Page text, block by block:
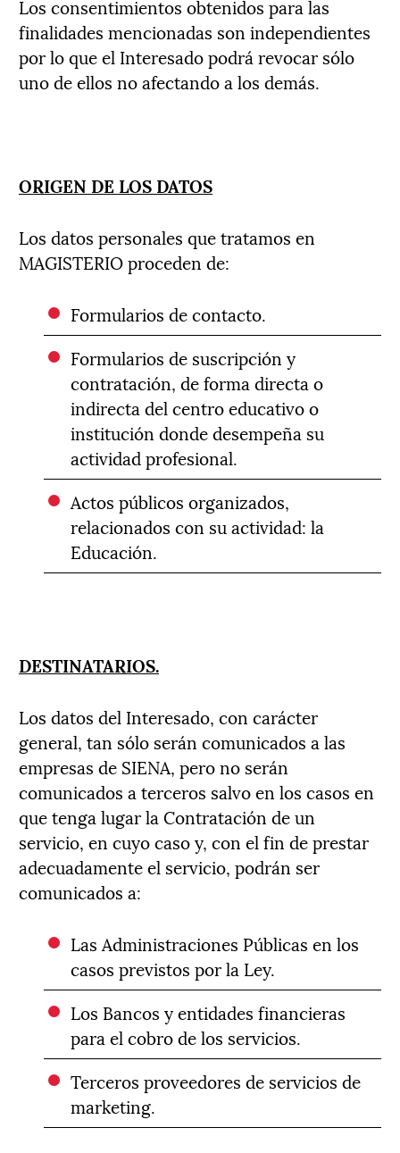
Los consentimientos obtenidos para las
finalidades mencionadas son independientes
por lo que el Interesado podrá revocar sólo
uno de ellos no afectando a los demás.
ORIGEN DE LOS DATOS
Los datos personales que tratamos en
MAGISTERIO proceden de:
Formularios de contacto.
Formularios de suscripción y
contratación, de forma directa o
indirecta del centro educativo o
institución donde desempeña su
actividad profesional.
Actos públicos organizados,
relacionados con su actividad: la
Educación.
DESTINATARIOS.
Los datos del Interesado, con carácter
general, tan sólo serán comunicados a las
empresas de SIENA, pero no serán
comunicados a terceros salvo en los casos en
que tenga lugar la Contratación de un
servicio, en cuyo caso y, con el fin de prestar
adecuadamente el servicio, podrán ser
comunicados a:
Las Administraciones Públicas en los
casos previstos por la Ley.
Los Bancos y entidades financieras
para el cobro de los servicios.
Terceros proveedores de servicios de
marketing.